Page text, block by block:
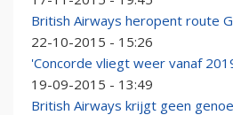
British Airways heropent route
22-10-2015 - 15:26
'Concorde vliegt weer vanaf
19-09-2015 - 13:49
British Airways krijgt geen